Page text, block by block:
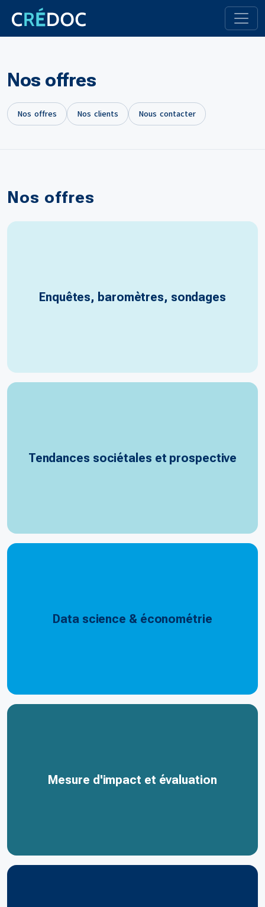
Nos offres
Nos offres Nos clients Nous contacter
Nos offres
Enquêtes, baromètres, sondages
Tendances sociétales et prospective
Data science & économétrie
Mesure d'impact et évaluation